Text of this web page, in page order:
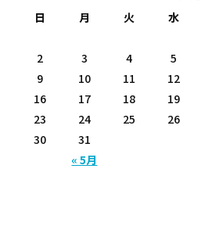
日
月 火 水
« 5月
2
3 4 5
9
10 11 12
16
17 18 19
23
24 25 26
30
31